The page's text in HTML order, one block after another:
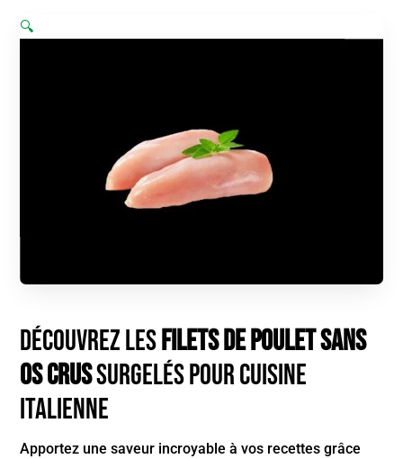
🔍
Découvrez lesFilets de Poulet sans
Os CrusSurgelés pour Cuisine
Italienne
Apportez une saveur incroyable à vos recettes grâce